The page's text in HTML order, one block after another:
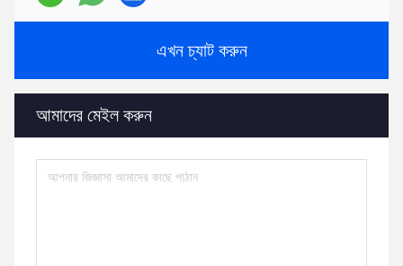
এখন চ্যাট করুন
আমাদের মেইল ​​করুন